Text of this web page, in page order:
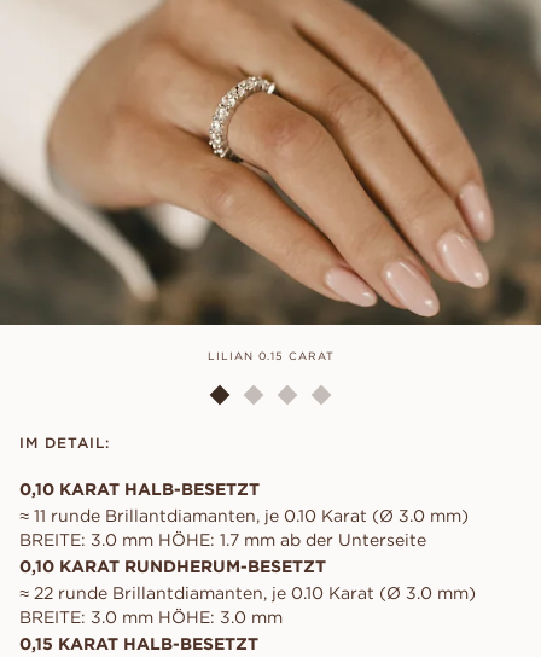
LILIAN 0.15 CARAT
IM DETAIL:
0,10 KARAT HALB-BESETZT
≈ 11 runde Brillantdiamanten, je 0.10 Karat (Ø 3.0 mm)
BREITE: 3.0 mm HÖHE: 1.7 mm ab der Unterseite
0,10 KARAT RUNDHERUM-BESETZT
≈ 22 runde Brillantdiamanten, je 0.10 Karat (Ø 3.0 mm)
BREITE: 3.0 mm HÖHE: 3.0 mm
0,15 KARAT HALB-BESETZT